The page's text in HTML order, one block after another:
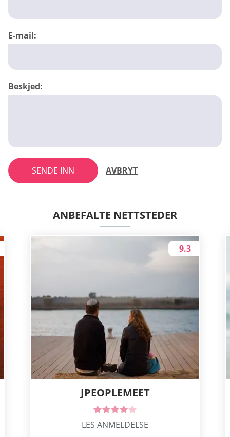
E-mail:
Beskjed:
SENDE INN AVBRYT
ANBEFALTE NETTSTEDER
JPEOPLEMEET
9.3
LES ANMELDELSE